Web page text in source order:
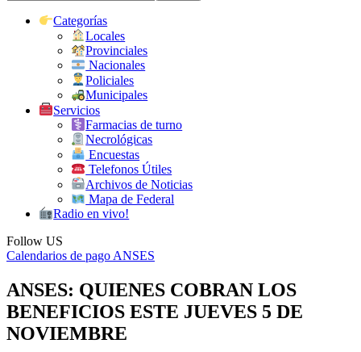
Categorías
Locales
Provinciales
Nacionales
Policiales
Municipales
Servicios
Farmacias de turno
Necrológicas
Encuestas
Telefonos Útiles
Archivos de Noticias
Mapa de Federal
Radio en vivo!
Follow US
Calendarios de pago ANSES
ANSES: QUIENES COBRAN LOS
BENEFICIOS ESTE JUEVES 5 DE
NOVIEMBRE